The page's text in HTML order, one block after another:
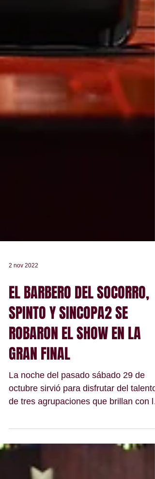
EL BARBERO DEL SOCORRO,
SPINTO Y SINCOPA2 SE
ROBARON EL SHOW EN LA
GRAN FINAL
La noche del pasado sábado 29 de
octubre sirvió para disfrutar del talento
propia en los...